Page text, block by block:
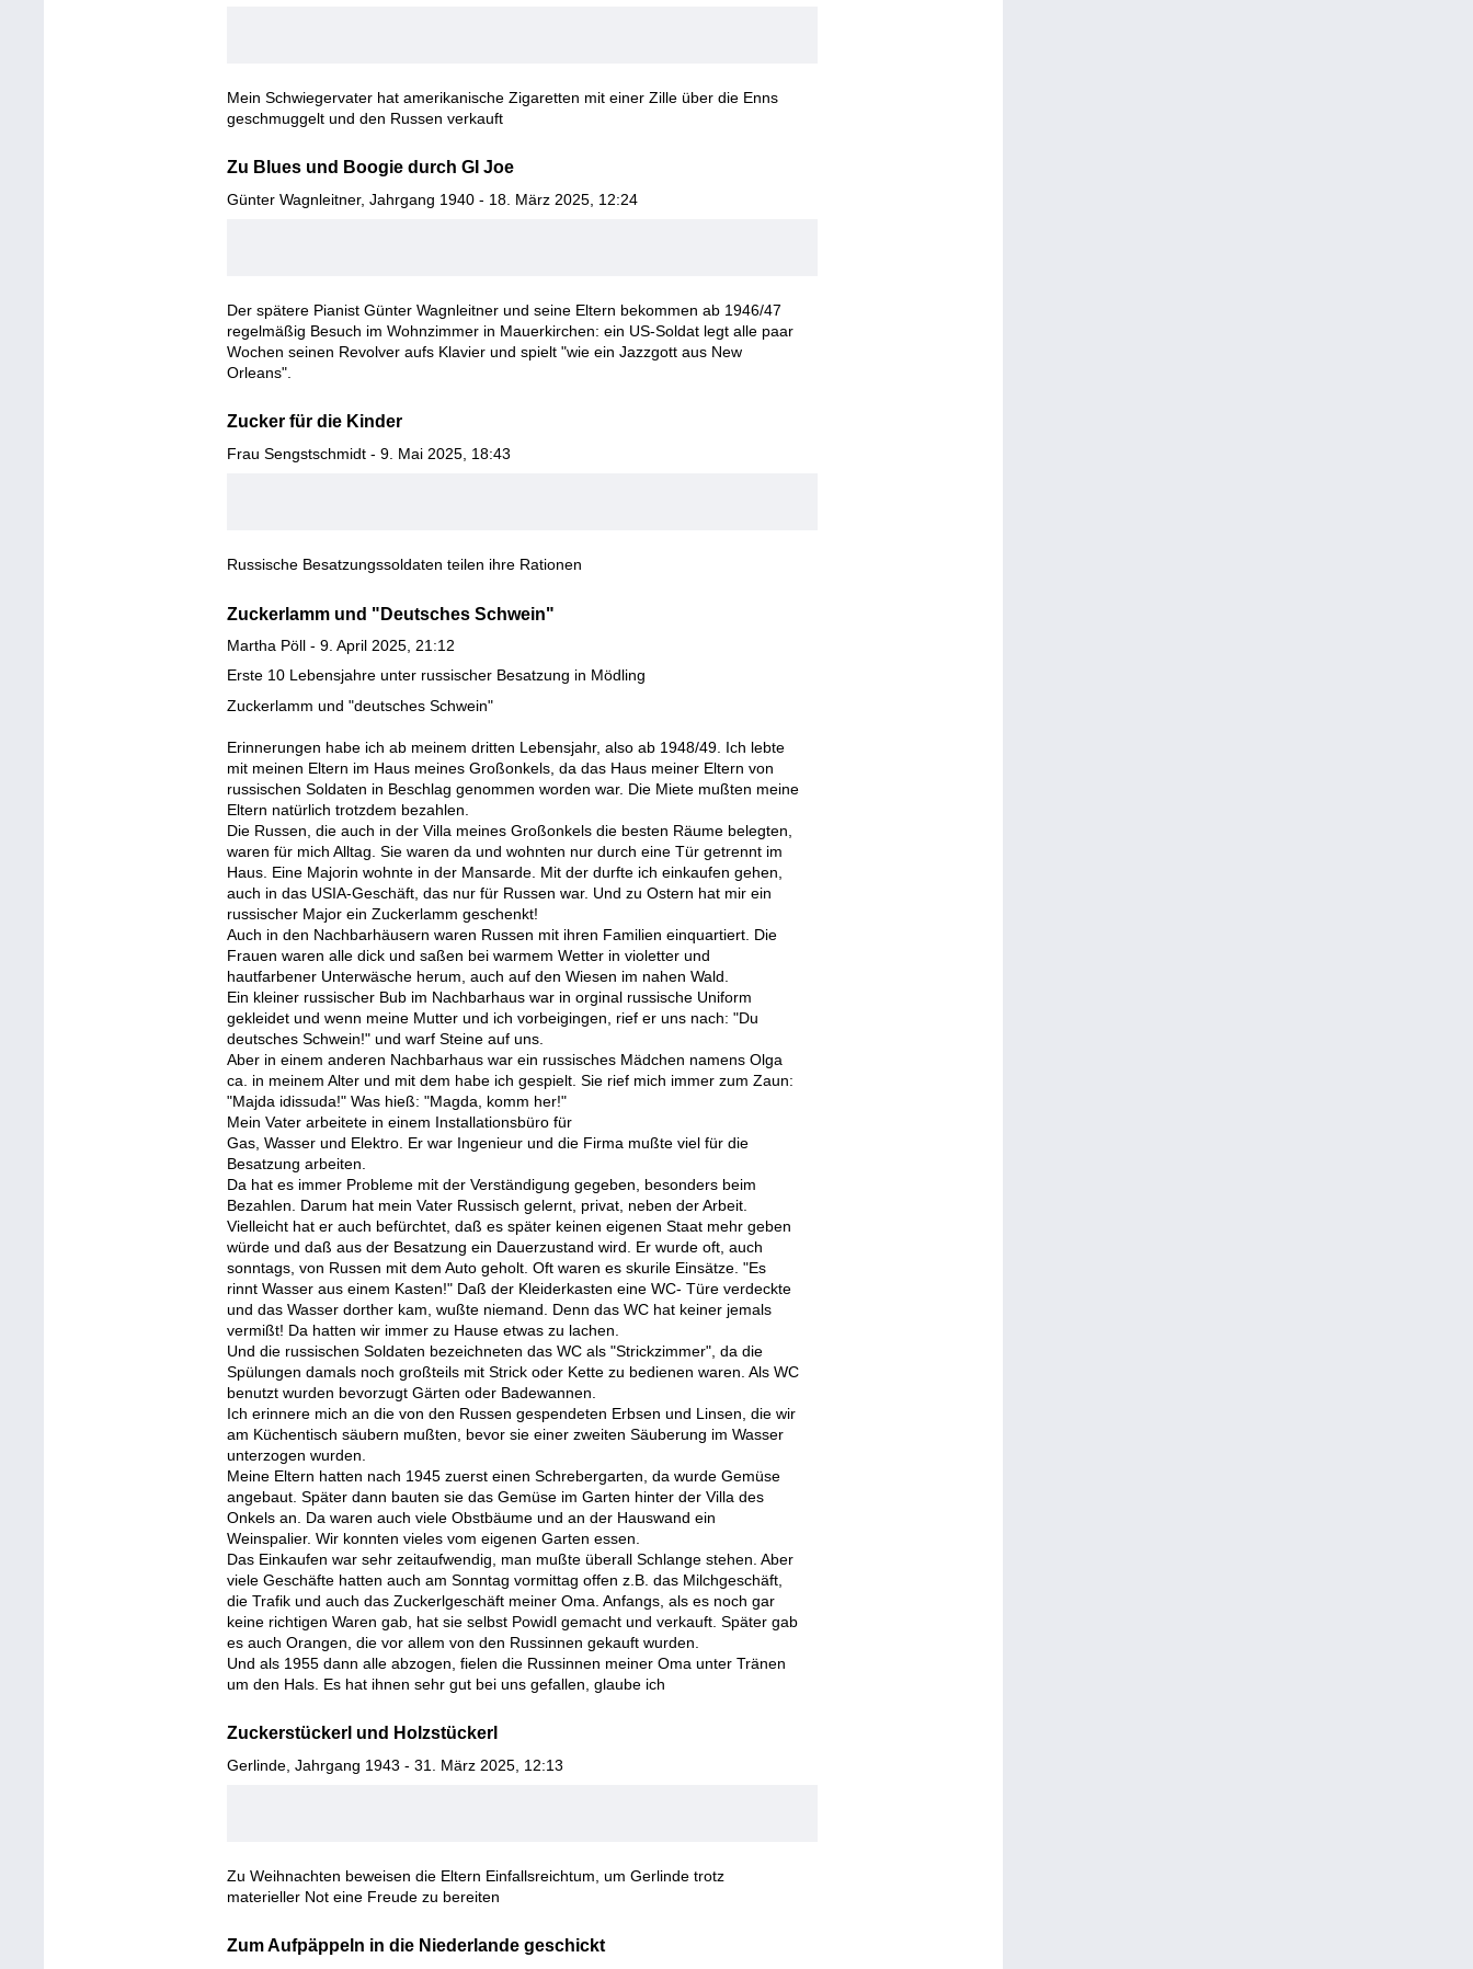
Mein Schwiegervater hat amerikanische Zigaretten mit einer Zille über die Enns
geschmuggelt und den Russen verkauft
Zu Blues und Boogie durch GI Joe
Günter Wagnleitner, Jahrgang 1940 - 18. März 2025, 12:24
Der spätere Pianist Günter Wagnleitner und seine Eltern bekommen ab 1946/47
regelmäßig Besuch im Wohnzimmer in Mauerkirchen: ein US-Soldat legt alle paar
Wochen seinen Revolver aufs Klavier und spielt "wie ein Jazzgott aus New
Orleans".
Zucker für die Kinder
Frau Sengstschmidt - 9. Mai 2025, 18:43
Russische Besatzungssoldaten teilen ihre Rationen
Zuckerlamm und "Deutsches Schwein"
Martha Pöll - 9. April 2025, 21:12
Erste 10 Lebensjahre unter russischer Besatzung in Mödling
Zuckerlamm und "deutsches Schwein"
Erinnerungen habe ich ab meinem dritten Lebensjahr, also ab 1948/49. Ich lebte
mit meinen Eltern im Haus meines Großonkels, da das Haus meiner Eltern von
russischen Soldaten in Beschlag genommen worden war. Die Miete mußten meine
Eltern natürlich trotzdem bezahlen.
Die Russen, die auch in der Villa meines Großonkels die besten Räume belegten,
waren für mich Alltag. Sie waren da und wohnten nur durch eine Tür getrennt im
Haus. Eine Majorin wohnte in der Mansarde. Mit der durfte ich einkaufen gehen,
auch in das USIA-Geschäft, das nur für Russen war. Und zu Ostern hat mir ein
russischer Major ein Zuckerlamm geschenkt!
Auch in den Nachbarhäusern waren Russen mit ihren Familien einquartiert. Die
Frauen waren alle dick und saßen bei warmem Wetter in violetter und
hautfarbener Unterwäsche herum, auch auf den Wiesen im nahen Wald.
Ein kleiner russischer Bub im Nachbarhaus war in orginal russische Uniform
gekleidet und wenn meine Mutter und ich vorbeigingen, rief er uns nach: "Du
deutsches Schwein!" und warf Steine auf uns.
Aber in einem anderen Nachbarhaus war ein russisches Mädchen namens Olga
ca. in meinem Alter und mit dem habe ich gespielt. Sie rief mich immer zum Zaun:
"Majda idissuda!" Was hieß: "Magda, komm her!"
Mein Vater arbeitete in einem Installationsbüro für
Gas, Wasser und Elektro. Er war Ingenieur und die Firma mußte viel für die
Besatzung arbeiten.
Da hat es immer Probleme mit der Verständigung gegeben, besonders beim
Bezahlen. Darum hat mein Vater Russisch gelernt, privat, neben der Arbeit.
Vielleicht hat er auch befürchtet, daß es später keinen eigenen Staat mehr geben
würde und daß aus der Besatzung ein Dauerzustand wird. Er wurde oft, auch
sonntags, von Russen mit dem Auto geholt. Oft waren es skurile Einsätze. "Es
rinnt Wasser aus einem Kasten!" Daß der Kleiderkasten eine WC- Türe verdeckte
und das Wasser dorther kam, wußte niemand. Denn das WC hat keiner jemals
vermißt! Da hatten wir immer zu Hause etwas zu lachen.
Und die russischen Soldaten bezeichneten das WC als "Strickzimmer", da die
Spülungen damals noch großteils mit Strick oder Kette zu bedienen waren. Als WC
benutzt wurden bevorzugt Gärten oder Badewannen.
Ich erinnere mich an die von den Russen gespendeten Erbsen und Linsen, die wir
am Küchentisch säubern mußten, bevor sie einer zweiten Säuberung im Wasser
unterzogen wurden.
Meine Eltern hatten nach 1945 zuerst einen Schrebergarten, da wurde Gemüse
angebaut. Später dann bauten sie das Gemüse im Garten hinter der Villa des
Onkels an. Da waren auch viele Obstbäume und an der Hauswand ein
Weinspalier. Wir konnten vieles vom eigenen Garten essen.
Das Einkaufen war sehr zeitaufwendig, man mußte überall Schlange stehen. Aber
viele Geschäfte hatten auch am Sonntag vormittag offen z.B. das Milchgeschäft,
die Trafik und auch das Zuckerlgeschäft meiner Oma. Anfangs, als es noch gar
keine richtigen Waren gab, hat sie selbst Powidl gemacht und verkauft. Später gab
es auch Orangen, die vor allem von den Russinnen gekauft wurden.
Und als 1955 dann alle abzogen, fielen die Russinnen meiner Oma unter Tränen
um den Hals. Es hat ihnen sehr gut bei uns gefallen, glaube ich
Zuckerstückerl und Holzstückerl
Gerlinde, Jahrgang 1943 - 31. März 2025, 12:13
Zu Weihnachten beweisen die Eltern Einfallsreichtum, um Gerlinde trotz
materieller Not eine Freude zu bereiten
Zum Aufpäppeln in die Niederlande geschickt